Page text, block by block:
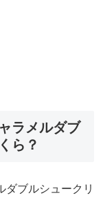
ラメルダブ
ら？
ダブルシュークリ